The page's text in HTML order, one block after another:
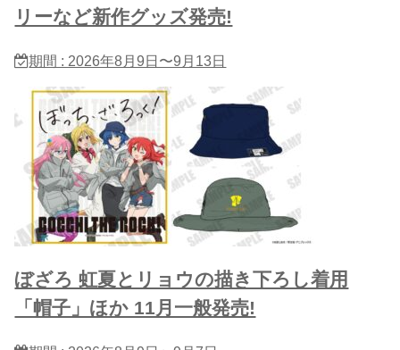
リーなど新作グッズ発売!
期間 : 2026年8月9日〜9月13日
ぼざろ 虹夏とリョウの描き下ろし着用
「帽子」ほか 11月一般発売!